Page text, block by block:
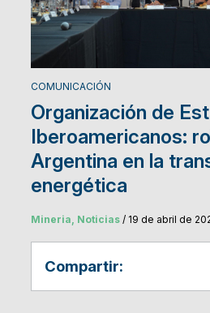
COMUNICACIÓN
Organización de
Iberoamericanos:
Argentina en la
energética
Mineria, Noticias/ 19 de abril de
Compartir: